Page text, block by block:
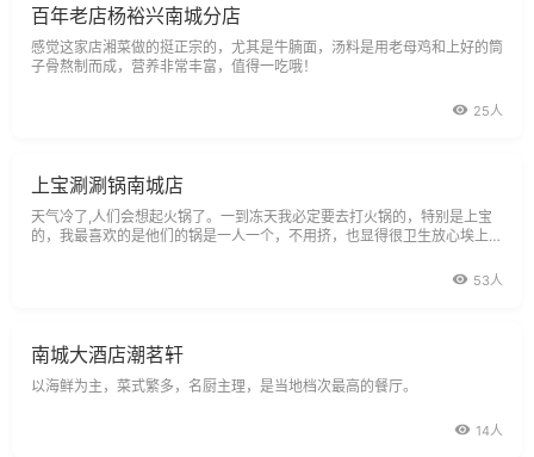
百年老店杨裕兴南城分店
感觉这家店湘菜做的挺正宗的，尤其是牛腩面，汤料是用老母鸡和上好的筒
子骨熬制而成，营养非常丰富，值得一吃哦！
25人
上宝涮涮锅南城店
天气冷了,人们会想起火锅了。一到冻天我必定要去打火锅的，特别是上宝
的，我最喜欢的是他们的锅是一人一个，不用挤，也显得很卫生放心埃上宝
己喜欢吃的菜，不用限制埃我最喜欢吃的要数肥牛了，肥牛放进去涮几涮就
53人
南城大酒店潮茗轩
以海鲜为主，菜式繁多，名厨主理，是当地档次最高的餐厅。
14人